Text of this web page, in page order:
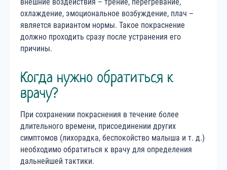
охлаждение, эмоциональное возбуждение, плач –
является вариантом нормы. Такое покраснение
должно проходить сразу после устранения его
причины.
Когда нужно обратиться к
врачу?
При сохранении покраснения в течение более
длительного времени, присоединении других
симптомов (лихорадка, беспокойство малыша и т. д.)
необходимо обратиться к врачу для определения
дальнейшей тактики.